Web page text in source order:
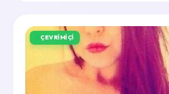
ÇEVRIMIÇI